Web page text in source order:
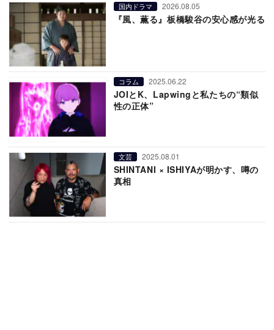
国内ドラマ 2026.08.05
『風、薫る』板橋駿谷の安心感が光る
コラム 2025.06.22
JOIとK、Lapwingと私たちの“類似
性の正体”
文芸 2025.08.01
SHINTANI × ISHIYAが明かす、噂の
真相